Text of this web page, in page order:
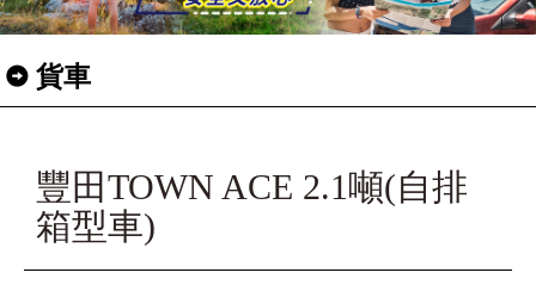
貨車
豐田TOWN ACE 2.1噸(自排
箱型車)